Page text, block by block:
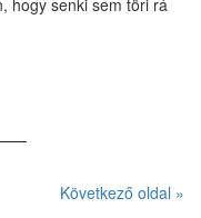
hogy senki sem töri rá
Következő oldal »